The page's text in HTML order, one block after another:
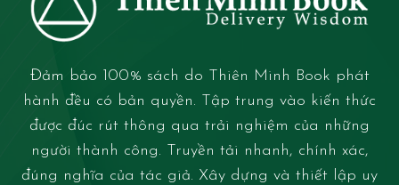
Đảm bảo 100% sách do Thiên Minh Book phát
hành đều có bản quyền. Tập trung vào kiến thức
được đúc rút thông qua trải nghiệm của những
người thành công. Truyền tải nhanh, chính xác,
đúng nghĩa của tác giả. Xây dựng và thiết lập uy